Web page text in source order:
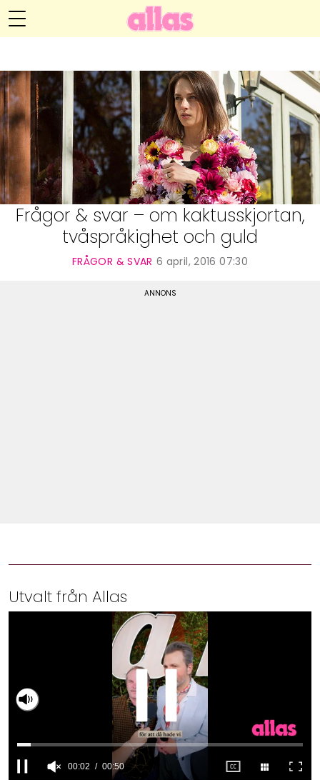
Hälsa
Relationer
Handarbete
Anna María Larssons blogg
Hem
Om Anna María
Kategorier
Arkiv
Kontakt
Frågor & svar – om kaktusskjortan,
tvåspråkighet och guld
FRÅGOR & SVAR 6 april, 2016 07:30
Utvalt från Allas